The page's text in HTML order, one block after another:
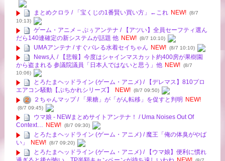
まとめクロラ / 「宝くじの1番賢い買い方」←これ NEW! (8/7
10:13)
ゲーム・アニメ – ぷぅアンテナ / 【アツい】全員セーフティ選ん
だら140連確定の新システムが話題 他 NEW! (8/7 10:10)
UMAアンテナ / すぐバレる水着セイちゃん NEW! (8/7 10:10)
News人 / 【悲報】今度はシャインマスカット約400房が果樹園
から盗まれる 参議院議員「日本人ではないと思う」他 NEW! (8/7
10:06)
とろたまヘッドライン (ゲーム・アニメ) / 【デレマス】810プロ
エアコン騒動【ぷちかれシリーズ】
NEW! (8/7 09:50)
２ちゃんマップ / 「果糖」が「がん転移」を促すと判明 NEW!
(8/7 09:45)
ウマ娘 - NEWまとめサイトアンテナ！ / Uma Noises Out Of
Context… NEW! (8/7 09:30)
とろたまヘッドライン (ゲーム・アニメ) / 魔王「俺の体臭がやば
い」
NEW! (8/7 09:20)
とろたまヘッドライン (ゲーム・アニメ) / 【ウマ娘】便利に慣れ